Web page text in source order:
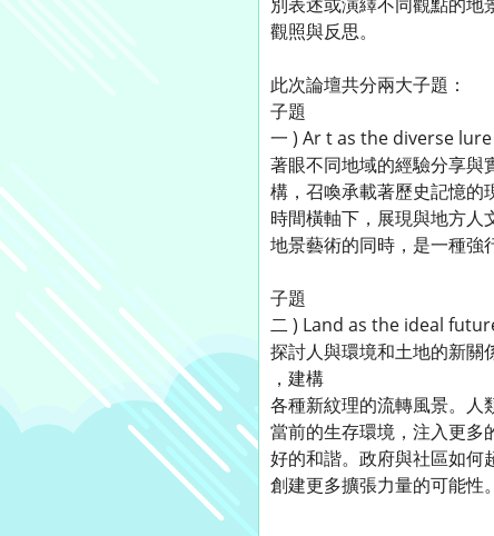
觀照與反思。
此次論壇共分兩大子題：
子題
一 ) Ar t as the diverse
著眼不同地域的經驗分享與
構，召喚承載著歷史記憶的
時間橫軸下，展現與地方人
地景藝術的同時，是一種強
子題
二 ) Land as the ideal
探討人與環境和土地的新關
，建構
各種新紋理的流轉風景。人
當前的生存環境，注入更多
好的和諧。政府與社區如何
創建更多擴張力量的可能性。